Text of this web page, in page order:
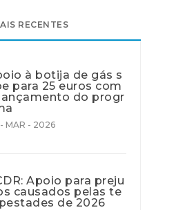
RECENTES
à botija de gás s
para 25 euros com
do progr
MAR - 2026
Apoio para preju
causados pelas te
de 2026